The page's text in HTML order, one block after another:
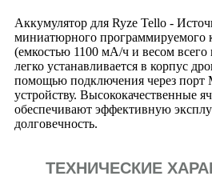
Аккумулятор для Ryze Tello -
миниатюрного программируемого
(емкостью 1100 мА/ч и весом всего
легко устанавливается в корпус
помощью подключения через порт
устройству. Высококачественные
обеспечивают эффективную
долговечность.
ТЕХНИЧЕСКИЕ